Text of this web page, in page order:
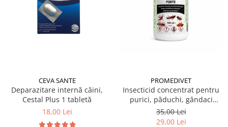
Suplimente și vitamine păsări și
Antidiareice
CEVA SANTE
Deparazitare internă câini,
Cestal Plus 1 tabletă
18,00 Lei
PROMEDIVET
Insecticid concentrat pentru
purici, păduchi, gândaci
Ectocid Forte T 100 ml
35,00 Lei
29,00 Lei